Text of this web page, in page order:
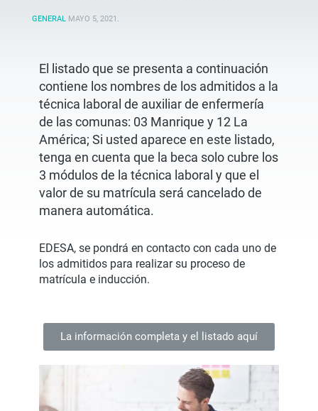
GENERAL MAYO 5, 2021 .
El listado que se presenta a continuación
contiene los nombres de los admitidos a la
técnica laboral de auxiliar de enfermería
de las comunas: 03 Manrique y 12 La
América; Si usted aparece en este listado,
tenga en cuenta que la beca solo cubre los
3 módulos de la técnica laboral y que el
valor de su matrícula será cancelado de
manera automática.
EDESA, se pondrá en contacto con cada uno de
los admitidos para realizar su proceso de
matrícula e inducción.
La información completa y el listado aquí